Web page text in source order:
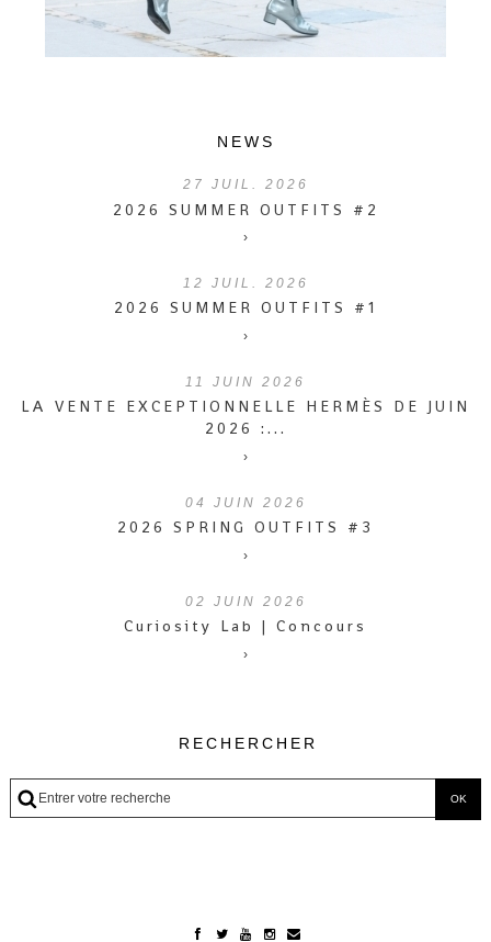
NEWS
27 JUIL. 2026
2026 SUMMER OUTFITS #2
›
12 JUIL. 2026
2026 SUMMER OUTFITS #1
›
11 JUIN 2026
LA VENTE EXCEPTIONNELLE HERMÈS DE JUIN
2026 :...
›
04 JUIN 2026
2026 SPRING OUTFITS #3
›
02 JUIN 2026
Curiosity Lab | Concours
›
RECHERCHER